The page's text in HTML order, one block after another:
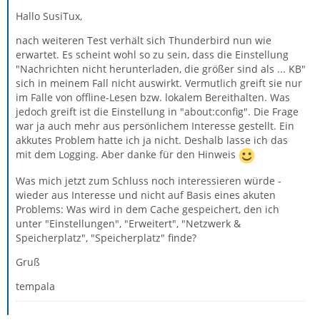
Hallo SusiTux,
nach weiteren Test verhält sich Thunderbird nun wie
erwartet. Es scheint wohl so zu sein, dass die Einstellung
"Nachrichten nicht herunterladen, die größer sind als ... KB"
sich in meinem Fall nicht auswirkt. Vermutlich greift sie nur
im Falle von offline-Lesen bzw. lokalem Bereithalten. Was
jedoch greift ist die Einstellung in "about:config". Die Frage
war ja auch mehr aus persönlichem Interesse gestellt. Ein
akkutes Problem hatte ich ja nicht. Deshalb lasse ich das
mit dem Logging. Aber danke für den Hinweis
Was mich jetzt zum Schluss noch interessieren würde -
wieder aus Interesse und nicht auf Basis eines akuten
Problems: Was wird in dem Cache gespeichert, den ich
unter "Einstellungen", "Erweitert", "Netzwerk &
Speicherplatz", "Speicherplatz" finde?
Gruß
tempala